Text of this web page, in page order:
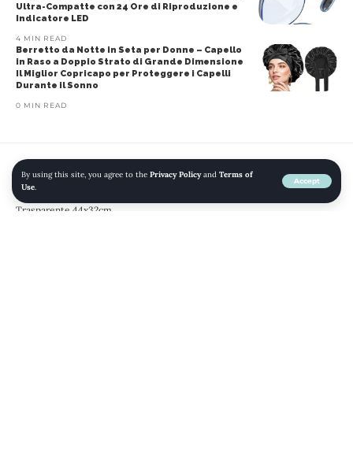
By using this site, you agree to the Privacy Policyand Terms of
Use.
Accept
Ultra-Compatte con 24 Ore di Riproduzione e
Indicatore LED
4 MIN READ
Berretto da Notte in Seta per Donne – Capello
in Raso a Doppio Strato di Grande Dimensione
Il Miglior Copricapo per Proteggere i Capelli
Durante il Sonno
0 MIN READ
Home» Blog »Dantolo 12pcs Non Tessuto Sacchetti Scarpe da viaggio
Nera Impermeabile Antipolvere Sacchetti per Calzature con Finestrella
Trasparente 44x32cm